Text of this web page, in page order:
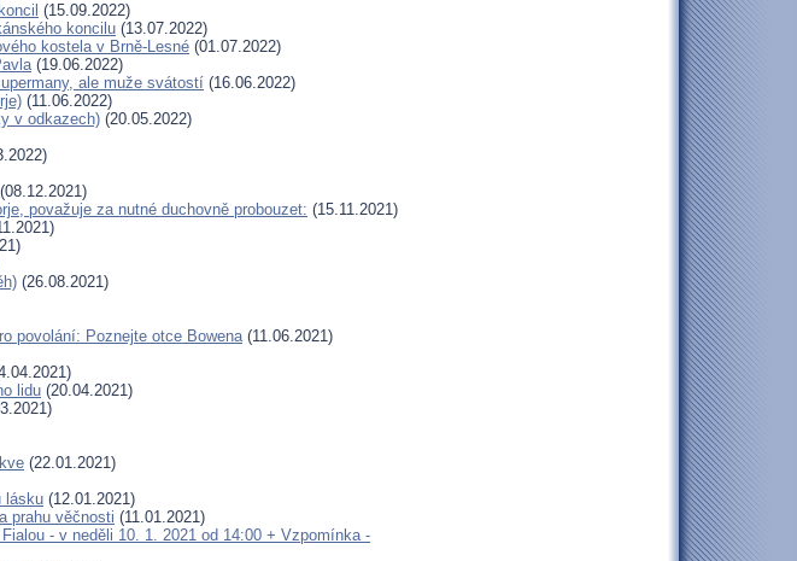
(15.09.2022)
koncilu (13.07.2022)
kostela v Brně-Lesné (01.07.2022)
(19.06.2022)
ale muže svátostí (16.06.2022)
(11.06.2022)
v odkazech) (20.05.2022)
(08.12.2021)
považuje za nutné duchovně probouzet: (15.11.2021)
(26.08.2021)
povolání: Poznejte otce Bowena(11.06.2021)
lidu (20.04.2021)
(22.01.2021)
lásku (12.01.2021)
prahu věčnosti (11.01.2021)
- v neděli 10. 1. 2021 od 14:00 + Vzpomínka -